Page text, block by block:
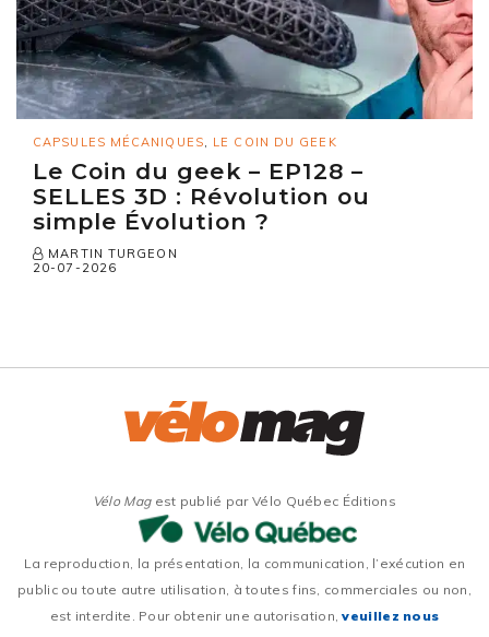
CAPSULES MÉCANIQUES LE COIN DU GEEK
Le Coin du geek – EP128 –
SELLES 3D : Révolution ou
simple Évolution ?
MARTIN TURGEON
20-07-2026
Vélo Magest publié par Vélo Québec Éditions
La reproduction, la présentation, la communication, l’exécution en
public ou toute autre utilisation, à toutes fins, commerciales ou non,
est interdite. Pour obtenir une autorisation,veuillez nous